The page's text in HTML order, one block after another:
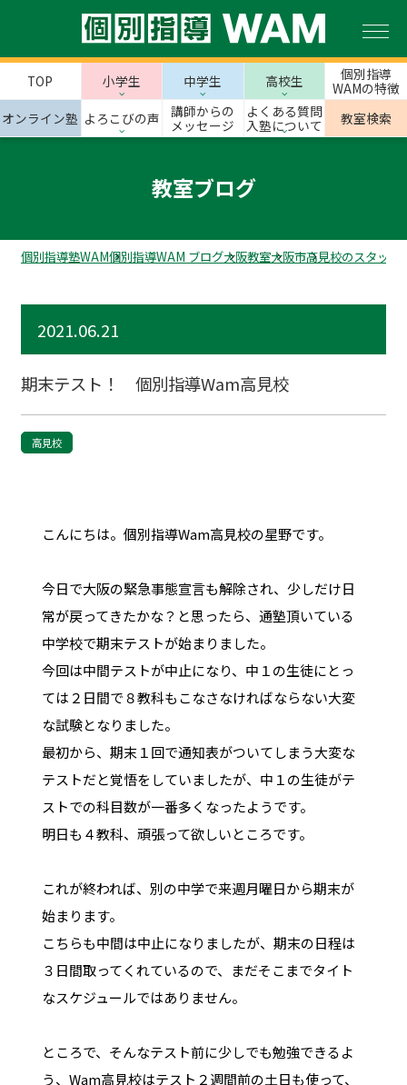
TOP 小学生 中学生 高校生
個別指導
WAMの特徴
オンライン塾 よろこびの声
講師からの
メッセージ
よくある質問
入塾について
教室検索
教室ブログ
個別指導塾WAM個別指導WAM ブログ大阪教室大阪市高見校のスタッフ
2021.06.21
期末テスト！ 個別指導Wam高見校
高見校
こんにちは。個別指導Wam高見校の星野です。
今日で大阪の緊急事態宣言も解除され、少しだけ日
常が戻ってきたかな？と思ったら、通塾頂いている
中学校で期末テストが始まりました。
今回は中間テストが中止になり、中１の生徒にとっ
ては２日間で８教科もこなさなければならない大変
な試験となりました。
最初から、期末１回で通知表がついてしまう大変な
テストだと覚悟をしていましたが、中１の生徒がテ
ストでの科目数が一番多くなったようです。
明日も４教科、頑張って欲しいところです。
これが終われば、別の中学で来週月曜日から期末が
始まります。
こちらも中間は中止になりましたが、期末の日程は
３日間取ってくれているので、まだそこまでタイト
なスケジュールではありません。
ところで、そんなテスト前に少しでも勉強できるよ
う、Wam高見校はテスト２週間前の土日も使って、